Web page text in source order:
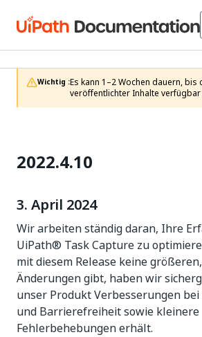
Wichtig :Es kann 1–2 Wochen dauern,
veröffentlichter Inhalte verfügbar
2022.4.10
3. April 2024
Wir arbeiten ständig daran, Ihre
UiPath® Task Capture zu
mit diesem Release keine
Änderungen gibt, haben wir
unser Produkt Verbesserungen
und Barrierefreiheit sowie kleinere
Fehlerbehebungen erhält.